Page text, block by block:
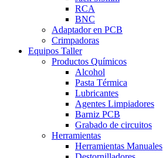
RCA
BNC
Adaptador en PCB
Crimpadoras
Equipos Taller
Productos Químicos
Alcohol
Pasta Térmica
Lubricantes
Agentes Limpiadores
Barniz PCB
Grabado de circuitos
Herramientas
Herramientas Manuales